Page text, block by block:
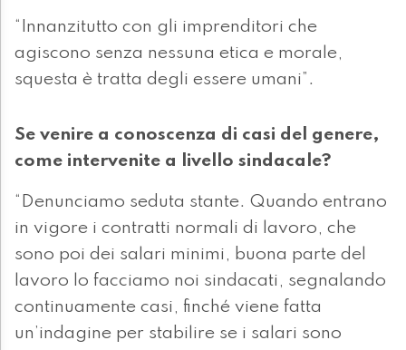
“Innanzitutto con gli imprenditori che
agiscono senza nessuna etica e morale,
squesta è tratta degli essere umani”.
Se venire a conoscenza di casi del genere,
come intervenite a livello sindacale?
“Denunciamo seduta stante. Quando entrano
in vigore i contratti normali di lavoro, che
sono poi dei salari minimi, buona parte del
lavoro lo facciamo noi sindacati, segnalando
continuamente casi, finché viene fatta
un’indagine per stabilire se i salari sono